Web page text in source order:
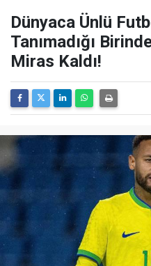
Dünyaca Ünlü
Tanımadığı
Miras Kaldı!